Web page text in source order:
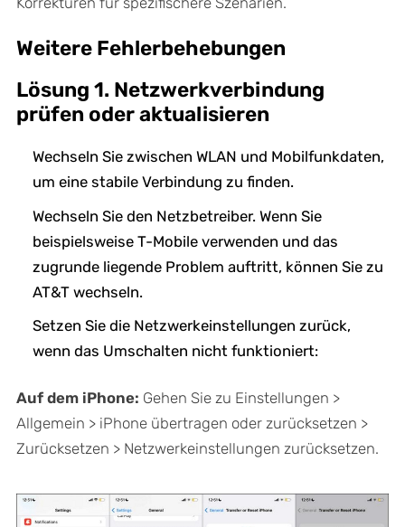
Weitere Fehlerbehebungen
Lösung 1. Netzwerkverbindung
prüfen oder aktualisieren
Wechseln Sie zwischen WLAN und Mobilfunkdaten,
um eine stabile Verbindung zu finden.
Wechseln Sie den Netzbetreiber. Wenn Sie
beispielsweise T-Mobile verwenden und das
zugrunde liegende Problem auftritt, können Sie zu
AT&T wechseln.
Setzen Sie die Netzwerkeinstellungen zurück,
wenn das Umschalten nicht funktioniert:
Auf dem iPhone: Gehen Sie zu Einstellungen >
Allgemein > iPhone übertragen oder zurücksetzen >
Zurücksetzen > Netzwerkeinstellungen zurücksetzen.